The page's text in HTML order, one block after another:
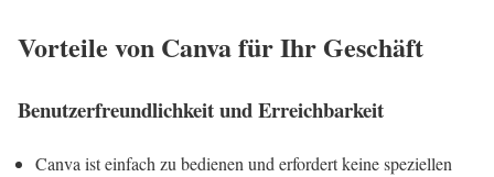
Vorteile von Canva für Ihr Geschäft
Benutzerfreundlichkeit und Erreichbarkeit
Canva ist einfach zu bedienen und erfordert keine speziellen